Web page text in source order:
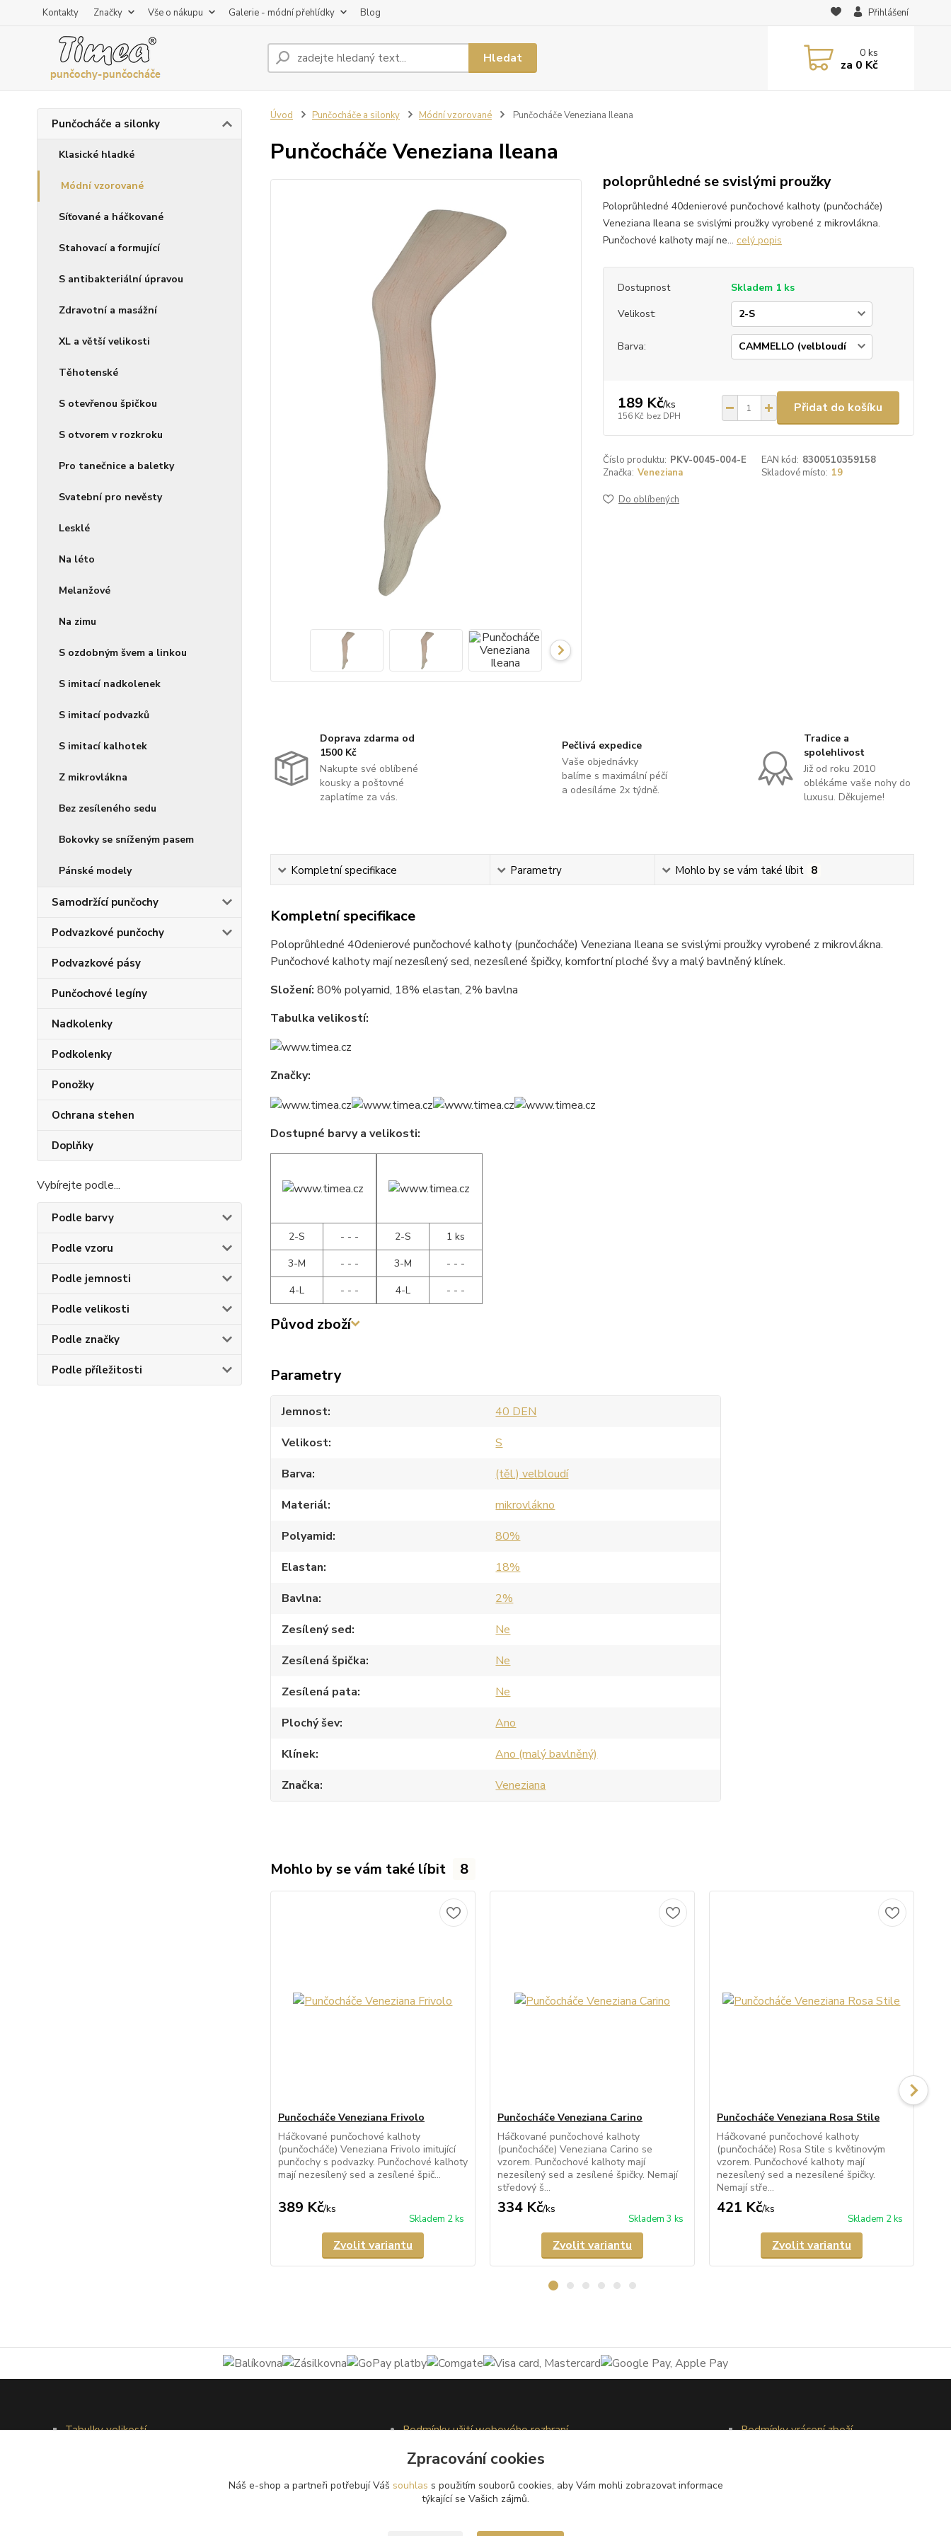
Kontakty Značky Vše o nákupu Galerie - módní přehlídky Blog Přihlášení
Hledat 0ks
za 0 Kč
Punčocháče a silonky
Klasické hladké
Módní vzorované
Síťované a háčkované
Stahovací a formující
S antibakteriální úpravou
Zdravotní a masážní
XL a větší velikosti
Těhotenské
S otevřenou špičkou
S otvorem v rozkroku
Pro tanečnice a baletky
Svatební pro nevěsty
Lesklé
Na léto
Melanžové
Na zimu
S ozdobným švem a linkou
S imitací nadkolenek
S imitací podvazků
S imitací kalhotek
Z mikrovlákna
Bez zesíleného sedu
Bokovky se sníženým pasem
Pánské modely
Samodržící punčochy
Podvazkové punčochy
Podvazkové pásy
Punčochové legíny
Nadkolenky
Podkolenky
Ponožky
Ochrana stehen
Doplňky
Vybírejte podle...
Podle barvy
Podle vzoru
Podle jemnosti
Podle velikosti
Podle značky
Podle příležitosti
Úvod Punčocháče a silonky Módní vzorované Punčocháče Veneziana Ileana
Punčocháče Veneziana Ileana
poloprůhledné se svislými proužky
Poloprůhledné 40denierové punčochové kalhoty (punčocháče)
Veneziana Ileana se svislými proužky vyrobené z mikrovlákna.
Punčochové kalhoty mají ne... celý popis
Dostupnost
Skladem 1 ks
Velikost:
Barva:
189 Kč/ks
156 Kč bez DPH
Přidat do košíku
Číslo produktu: PKV-0045-004-E EAN kód: 8300510359158
Značka: Veneziana Skladové místo: 19
Do oblíbených
Doprava zdarma od
1500 Kč
Nakupte své oblíbené
kousky a poštovné
zaplatíme za vás.
Pečlivá expedice
Vaše objednávky
balíme s maximální péčí
a odesíláme 2x týdně.
Tradice a
spolehlivost
Již od roku 2010
oblékáme vaše nohy do
luxusu. Děkujeme!
Kompletní specifikace Parametry Mohlo by se vám také líbit 8
Kompletní specifikace
Poloprůhledné 40denierové punčochové kalhoty (punčocháče) Veneziana Ileana se svislými proužky vyrobené z mikrovlákna.
Punčochové kalhoty mají nezesílený sed, nezesílené špičky, komfortní ploché švy a malý bavlněný klínek.
Složení: 80% polyamid, 18% elastan, 2% bavlna
Tabulka velikostí:
Značky:
Dostupné barvy a velikosti:
2-S
- - -
3-M
- - -
4-L
- - -
2-S
1 ks
3-M
- - -
4-L
- - -
Původ zboží
Parametry
Jemnost
40 DEN
Velikost
S
Barva
(těl.) velbloudí
Materiál
mikrovlákno
Polyamid
80%
Elastan
18%
Bavlna
2%
Zesílený sed
Ne
Zesílená špička
Ne
Zesílená pata
Ne
Plochý šev
Ano
Klínek
Ano (malý bavlněný)
Značka
Veneziana
Mohlo by se vám také líbit 8
Punčocháče Veneziana Frivolo
Háčkované punčochové kalhoty
(punčocháče) Veneziana Frivolo imitující
punčochy s podvazky. Punčochové kalhoty
mají nezesílený sed a zesílené špič...
389 Kč/ks
Skladem 2 ks
Zvolit variantu
Punčocháče Veneziana Carino
Háčkované punčochové kalhoty
(punčocháče) Veneziana Carino se
vzorem. Punčochové kalhoty mají
nezesílený sed a zesílené špičky. Nemají
středový š...
334 Kč/ks
Skladem 3 ks
Zvolit variantu
Punčocháče Veneziana Rosa Stile
Háčkované punčochové kalhoty
(punčocháče) Rosa Stile s květinovým
vzorem. Punčochové kalhoty mají
nezesílený sed a nezesílené špičky.
Nemají stře...
421 Kč/ks
Skladem 2 ks
Zvolit variantu
Tabulky velikostí
Podmínky užití webového rozhraní
Ochrana osobních údajů
Kontakty
Podmínky vrácení zboží
Zpracování cookies
Náš e-shop a partneři potřebují Váš souhlas s použitím souborů cookies, aby Vám mohli zobrazovat informace
týkající se Vašich zájmů.